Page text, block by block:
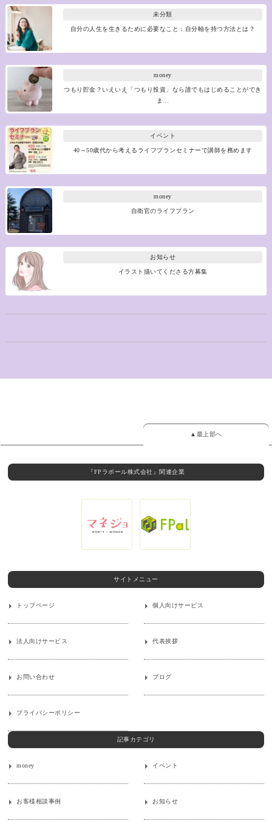
未分類
自分の人生を生きるために必要なこと：自分軸を持つ方法とは？
money
つもり貯金？いえいえ「つもり投資」なら誰でもはじめることができ
ま…
イベント
40～50歳代から考えるライフプランセミナーで講師を務めます
money
自衛官のライフプラン
お知らせ
イラスト描いてくださる方募集
▲最上部へ
『FPラポール株式会社』関連企業
サイトメニュー
トップページ 個人向けサービス
法人向けサービス 代表挨拶
お問い合わせ ブログ
プライバシーポリシー
記事カテゴリ
money イベント
お客様相談事例 お知らせ